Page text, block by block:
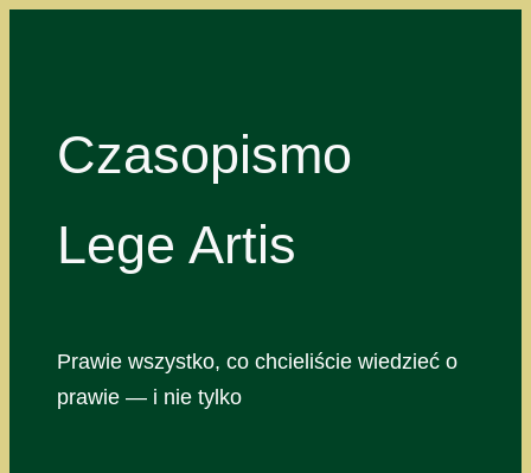
Czasopismo
Lege Artis
Prawie wszystko, co chcieliście wiedzieć o
prawie — i nie tylko